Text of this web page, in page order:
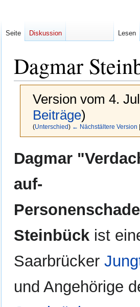
Dagmar
Version vom 4.
Beiträge)
(Unterschied) ← Nächstältere Version
Navigation
Suche
Dagmar
auf-
Steinbück ist
Saarbrücker
und Angehörige
Seite Diskussion Lesen